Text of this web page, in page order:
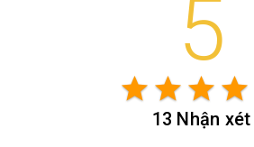
5
star star star star
13 Nhận xét